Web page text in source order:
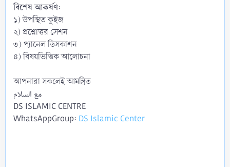
বিশেষ আকর্ষণ:
১) উপস্থিত কুইজ
২) প্রশ্নোত্তর সেশন
৩) প্যানেল ডিসকাশন
৪) বিষয়ভিত্তিক আলোচনা
আপনারা সকলেই আমন্ত্রিত
مع السلام
DS ISLAMIC CENTRE
WhatsAppGroup: DS Islamic Center